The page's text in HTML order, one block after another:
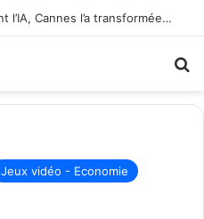
IA au cinéma : en interdisant l’IA, Cannes l’a transformée en label de luxe
Jeux vidéo - Economie